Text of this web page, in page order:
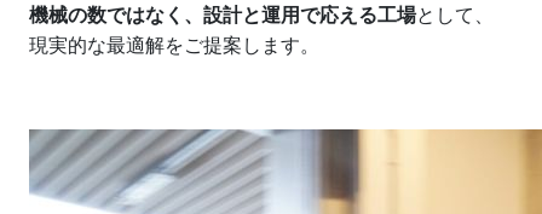
機械の数ではなく、設計と運用で応える工場として、
現実的な最適解をご提案します。